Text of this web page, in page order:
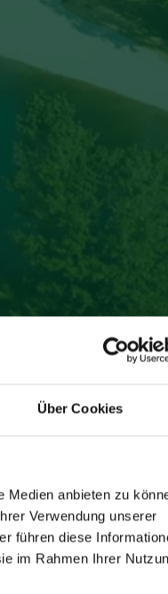
Über Cookies
Medien anbieten zu
Verwendung unserer
führen diese
im Rahmen Ihrer